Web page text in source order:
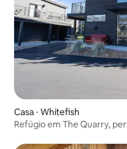
Casa ⋅ Whitefish
Refúgio em The Quarry,